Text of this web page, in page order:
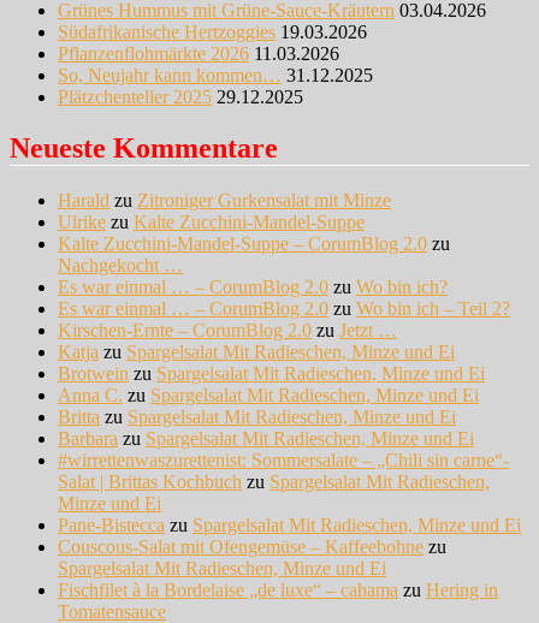
Grünes Hummus mit Grüne-Sauce-Kräutern 03.04.2026
Südafrikanische Hertzoggies 19.03.2026
Pflanzenflohmärkte 2026 11.03.2026
So, Neujahr kann kommen… 31.12.2025
Plätzchenteller 2025 29.12.2025
Neueste Kommentare
Harald zu Zitroniger Gurkensalat mit Minze
Ulrike zu Kalte Zucchini-Mandel-Suppe
Kalte Zucchini-Mandel-Suppe – CorumBlog 2.0 zu
Nachgekocht …
Es war einmal … – CorumBlog 2.0 zu Wo bin ich?
Es war einmal … – CorumBlog 2.0 zu Wo bin ich – Teil 2?
Kirschen-Ernte – CorumBlog 2.0 zu Jetzt …
Katja zu Spargelsalat Mit Radieschen, Minze und Ei
Brotwein zu Spargelsalat Mit Radieschen, Minze und Ei
Anna C. zu Spargelsalat Mit Radieschen, Minze und Ei
Britta zu Spargelsalat Mit Radieschen, Minze und Ei
Barbara zu Spargelsalat Mit Radieschen, Minze und Ei
#wirrettenwaszurettenist: Sommersalate – „Chili sin carne“-
Salat | Brittas Kochbuch zu Spargelsalat Mit Radieschen,
Minze und Ei
Pane-Bistecca zu Spargelsalat Mit Radieschen, Minze und Ei
Couscous-Salat mit Ofengemüse – Kaffeebohne zu
Spargelsalat Mit Radieschen, Minze und Ei
Fischfilet à la Bordelaise „de luxe“ – cahama zu Hering in
Tomatensauce